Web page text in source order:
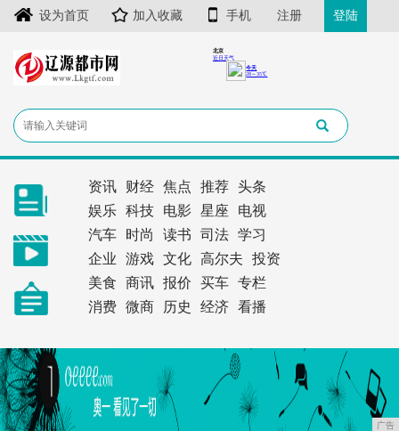
设为首页 加入收藏 手机 注册 登陆
资讯 财经 焦点 推荐
头条
娱乐
科技 电影 星座
电视
汽车
时尚 读书 司法
学习
企业
游戏 文化 高尔夫
投资
美食
商讯 报价 买车
专栏
消费
微商 历史 经济 看播
广告